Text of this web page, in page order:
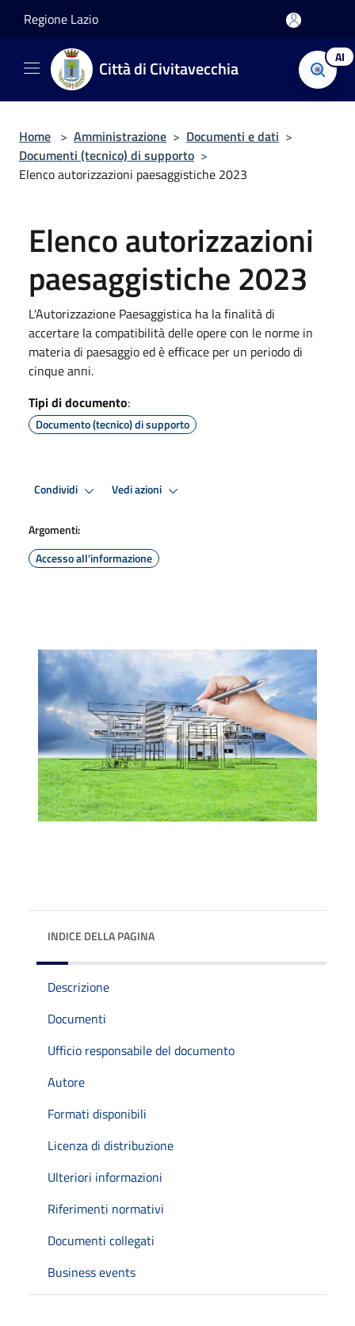
Regione Lazio
Città di Civitavecchia AI
Home > Amministrazione > Documenti e dati >
Documenti (tecnico) di supporto >
Elenco autorizzazioni paesaggistiche 2023
Elenco autorizzazioni
paesaggistiche 2023
L'Autorizzazione Paesaggistica ha la finalità di
accertare la compatibilità delle opere con le norme in
materia di paesaggio ed è efficace per un periodo di
cinque anni.
Tipi di documento:
Documento (tecnico) di supporto
Condividi Vedi azioni
Argomenti:
Accesso all'informazione
INDICE DELLA PAGINA
Descrizione
Documenti
Ufficio responsabile del documento
Autore
Formati disponibili
Licenza di distribuzione
Ulteriori informazioni
Riferimenti normativi
Documenti collegati
Business events